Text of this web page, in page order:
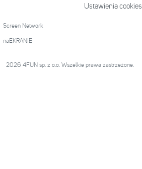
Ustawienia cookies
Screen Network
naEKRANIE
2026 4FUN sp. z o.o. Wszelkie prawa zastrzeżone.